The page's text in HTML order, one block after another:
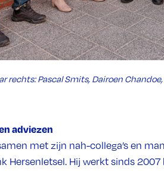
rechts: Pascal Smits, Dairoen
adviezen
met zijn nah-collega’s en
Hersenletsel. Hij werkt sinds